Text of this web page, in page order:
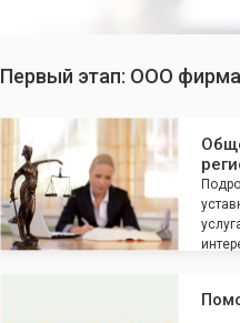
Первый этап: ООО